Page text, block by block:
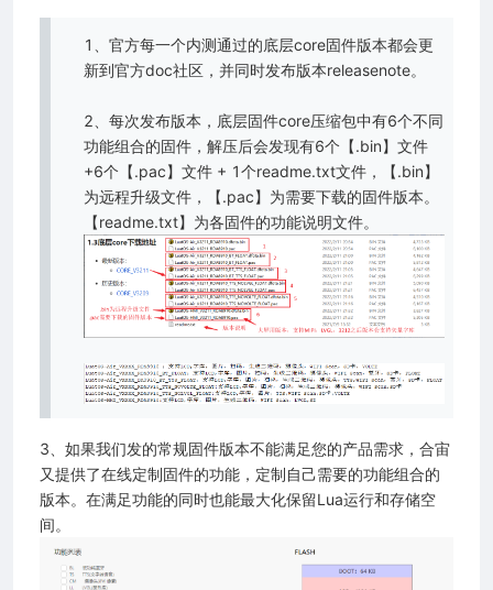
1、官方每一个内测通过的底层core固件版本都会更
新到官方doc社区，并同时发布版本releasenote。
2、每次发布版本，底层固件core压缩包中有6个不同
功能组合的固件，解压后会发现有6个【.bin】文件
+6个【.pac】文件 + 1个readme.txt文件，【.bin】
为远程升级文件，【.pac】为需要下载的固件版本。
【readme.txt】为各固件的功能说明文件。
3、如果我们发的常规固件版本不能满足您的产品需求，合宙
又提供了在线定制固件的功能，定制自己需要的功能组合的
版本。在满足功能的同时也能最大化保留Lua运行和存储空
间。